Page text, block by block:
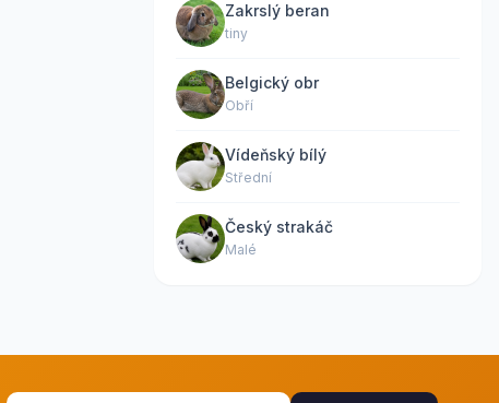
Zakrslý beran
tiny
Belgický obr
Obří
Vídeňský bílý
Střední
Český strakáč
Malé